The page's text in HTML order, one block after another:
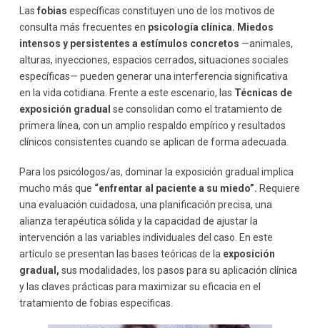
Evaluación clínica previa a la exposición
Diseño de la jerarquía de exposición
Claves clínicas para aplicar la exposición gradual
Explicar claramente el procedimiento
Eliminar conductas de seguridad
Permanecer en la situación hasta que la ansiedad
disminuya
Repetición y generalización
Errores frecuentes en el uso de la exposición
El papel del terapeuta
Formación especializada en técnicas de exposición
Conclusión: afrontar el miedo para recuperar la
funcionalidad
Las fobias específicas constituyen uno de los motivos de
consulta más frecuentes en psicología clínica. Miedos
intensos y persistentes a estímulos concretos —animales,
alturas, inyecciones, espacios cerrados, situaciones sociales
específicas— pueden generar una interferencia significativa
en la vida cotidiana. Frente a este escenario, las Técnicas de
exposición gradual se consolidan como el tratamiento de
primera línea, con un amplio respaldo empírico y resultados
clínicos consistentes cuando se aplican de forma adecuada.
Para los psicólogos/as, dominar la exposición gradual implica
mucho más que “enfrentar al paciente a su miedo”. Requiere
una evaluación cuidadosa, una planificación precisa, una
alianza terapéutica sólida y la capacidad de ajustar la
intervención a las variables individuales del caso. En este
artículo se presentan las bases teóricas de la exposición
gradual, sus modalidades, los pasos para su aplicación clínica
y las claves prácticas para maximizar su eficacia en el
tratamiento de fobias específicas.